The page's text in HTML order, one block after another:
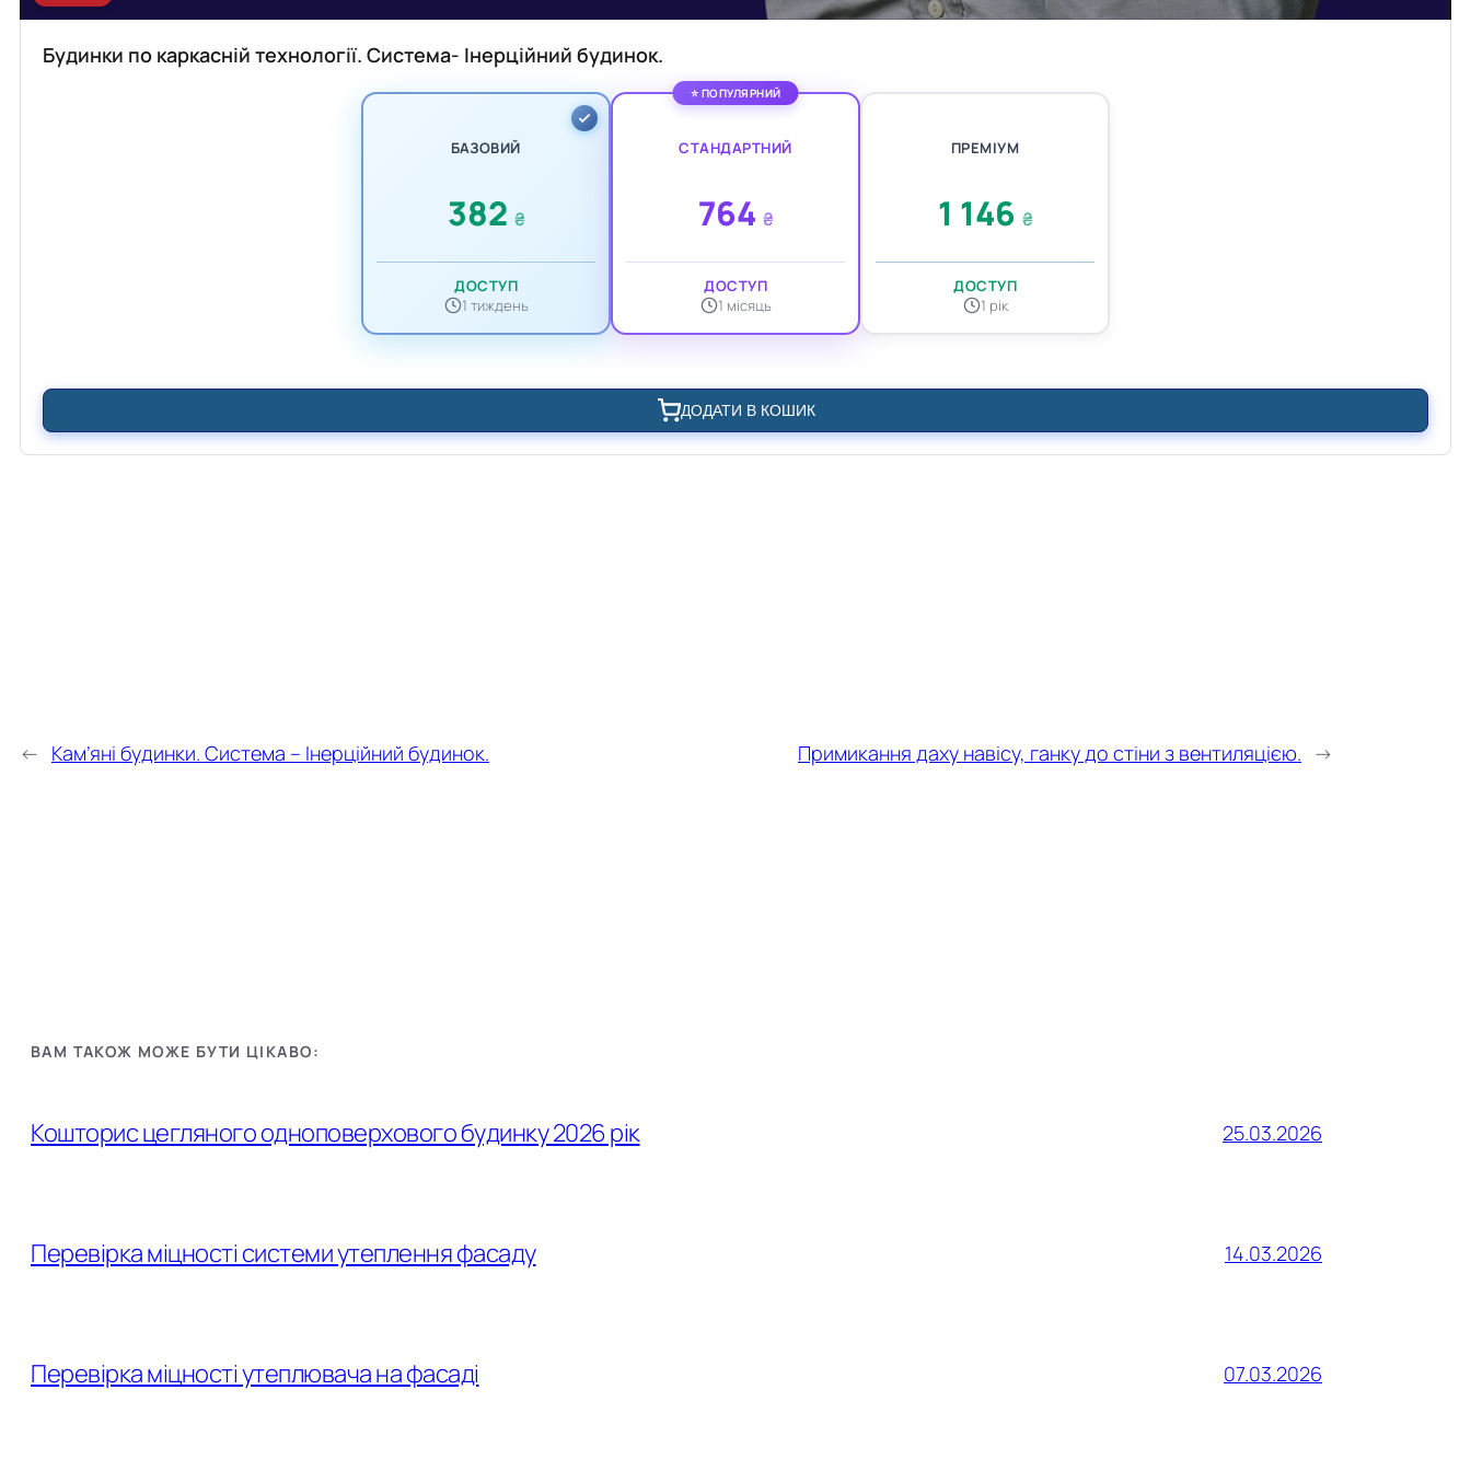
Будинки по каркасній технології. Система- Інерційний будинок.
БАЗОВИЙ
382 ₴
ДОСТУП
1 тиждень
⭐ ПОПУЛЯРНИЙ
СТАНДАРТНИЙ
764 ₴
ДОСТУП
1 місяць
ПРЕМІУМ
1 146 ₴
ДОСТУП
1 рік
ДОДАТИ В КОШИК
← Кам’яні будинки. Система – Інерційний будинок. Примикання даху навісу, ганку до стіни з вентиляцією. →
ВАМ ТАКОЖ МОЖЕ БУТИ ЦІКАВО:
Кошторис цегляного одноповерхового будинку 2026 рік 25.03.2026
Перевірка міцності системи утеплення фасаду 14.03.2026
Перевірка міцності утеплювача на фасаді 07.03.2026